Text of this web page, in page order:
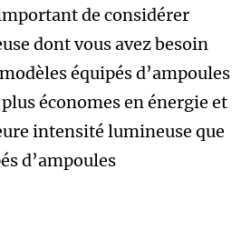
de considérer
dont vous avez besoin
équipés d’ampoules
économes en énergie et
intensité lumineuse que
d’ampoules